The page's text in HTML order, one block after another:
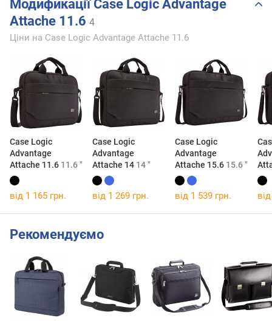
Модификації Case Logic Advantage
Attache 11.6 4
Ціни на Case Logic Advantage Attache 11.6
Case Logic
Advantage
Attache 11.6 11.6 "
Case Logic
Advantage
Attache 14 14 "
Case Logic
Advantage
Attache 15.6 15.6 "
від 1 165 грн. від 1 269 грн. від 1 539 грн.
Рекомендуємо